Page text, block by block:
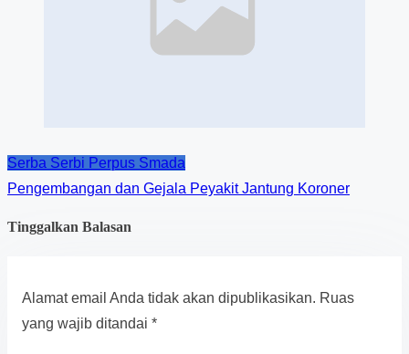
Serba Serbi Perpus Smada
Pengembangan dan Gejala Peyakit Jantung Koroner
Tinggalkan Balasan
Alamat email Anda tidak akan dipublikasikan. Ruas
yang wajib ditandai *